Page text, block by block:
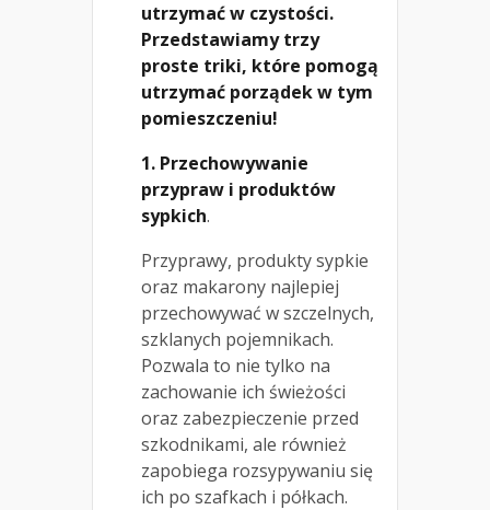
utrzymać w czystości.
Przedstawiamy trzy
proste triki, które pomogą
utrzymać porządek w tym
pomieszczeniu!
1. Przechowywanie
przypraw i produktów
sypkich.
Przyprawy, produkty sypkie
oraz makarony najlepiej
przechowywać w szczelnych,
szklanych pojemnikach.
Pozwala to nie tylko na
zachowanie ich świeżości
oraz zabezpieczenie przed
szkodnikami, ale również
zapobiega rozsypywaniu się
ich po szafkach i półkach.